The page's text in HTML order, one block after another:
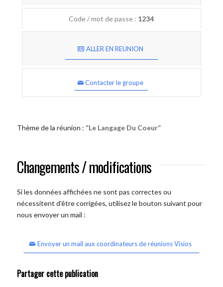
Code / mot de passe : 1234
ALLER EN REUNION
Contacter le groupe
Thème de la réunion : “Le Langage Du Coeur”
Changements / modifications
Si les données affichées ne sont pas correctes ou
nécessitent d'être corrigées, utilisez le bouton suivant pour
nous envoyer un mail :
Envoyer un mail aux coordinateurs de réunions Visios
Partager cette publication